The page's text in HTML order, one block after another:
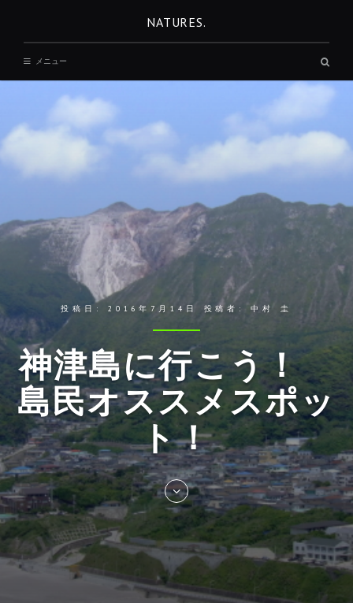
移
NATURES.
メニュー
ボ
投稿日: 2016年7月14日 投稿者:中村 圭
神津島に行こう！
島民オススメスポッ
ト！
Skip
to
entry
content